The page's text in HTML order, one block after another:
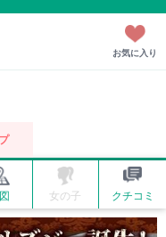
お気に入り
女の子 クチコミ